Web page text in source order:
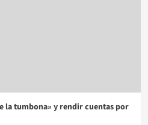
la tumbona» y rendir cuentas por